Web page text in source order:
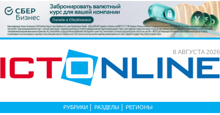
8 АВГУСТА 2026
РУБРИКИ РАЗДЕЛЫ РЕГИОНЫ